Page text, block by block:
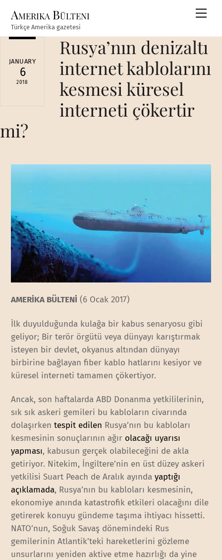
content
Amerika Bülteni
Türkçe Amerika gazetesi
JANUARY
6
2018
Rusya’nın denizaltı
internet kablolarını
kesmesi küresel
interneti çökertir
mi?
AMERİKA BÜLTENİ (6 Ocak 2017)
İlk duyulduğunda kulağa bir kabus senaryosu gibi
geliyor; Bir terör örgütü veya dünyayı karıştırmak
isteyen bir devlet, okyanus altından dünyayı
birbirine bağlayan fiber kablo hatlarını kesiyor ve
küresel interneti tamamen çökertiyor.
Ancak, son haftalarda ABD Donanma yetkililerinin,
sık sık askeri gemileri bu kabloların civarında
dolaşırkentespit edilen Rusya’nın bu kabloları
kesmesinin sonuçlarının ağır olacağı uyarısı
yapması, kabusun gerçek olabileceğini de akla
getiriyor. Nitekim, İngiltere’nin en üst düzey askeri
yetkilisi Suart Peach de Aralık ayındayaptığı
açıklamada, Rusya’nın bu kabloları kesmesinin,
ekonomiye anında katastrofik etkileri olacağını dile
getirerek konuyu gündeme taşıma ihtiyacı hissetti.
NATO’nun, Soğuk Savaş dönemindeki Rus
gemilerinin Atlantik’teki hareketlerini gözleme
unsurlarını yeniden aktive etme hazırlığı da yine